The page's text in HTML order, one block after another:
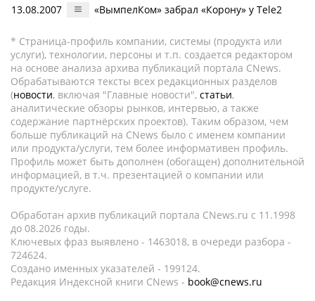
13.08.2007
«ВымпелКом» забрал «Корону» у Tele2
* Страница-профиль компании, системы (продукта или
услуги), технологии, персоны и т.п. создается редактором
на основе анализа архива публикаций портала CNews.
Обрабатываются тексты всех редакционных разделов
(новости, включая "Главные новости", статьи,
аналитические обзоры рынков, интервью, а также
содержание партнёрских проектов). Таким образом, чем
больше публикаций на CNews было с именем компании
или продукта/услуги, тем более информативен профиль.
Профиль может быть дополнен (обогащен) дополнительной
информацией, в т.ч. презентацией о компании или
продукте/услуге.
Обработан архив публикаций портала CNews.ru c 11.1998
до 08.2026 годы.
Ключевых фраз выявлено - 1463018, в очереди разбора -
724624.
Создано именных указателей - 199124.
Редакция Индексной книги CNews - book@cnews.ru